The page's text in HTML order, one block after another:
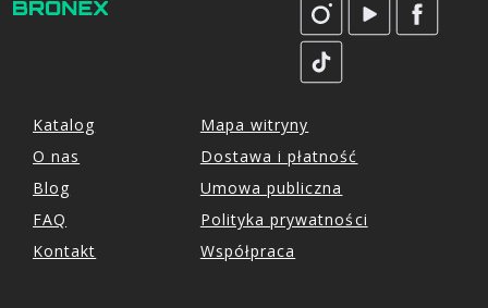
Katalog
O nas
Blog
FAQ
Kontakt
Mapa witryny
Dostawa i płatność
Umowa publiczna
Polityka prywatności
Współpraca